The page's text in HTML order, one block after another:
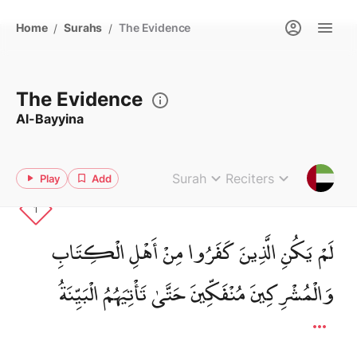
Home / Surahs / The Evidence
The Evidence
Al-Bayyina
Play Add Surah Reciters
1
لَمْ يَكُنِ الَّذِينَ كَفَرُوا مِنْ أَهْلِ الْكِتَابِ
وَالْمُشْرِكِينَ مُنْفَكِّينَ حَتَّىٰ تَأْتِيَهُمُ الْبَيِّنَةُ